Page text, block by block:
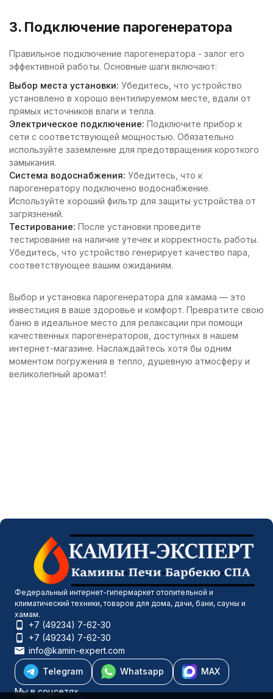
3. Подключение парогенератора
Правильное подключение парогенератора - залог его
эффективной работы. Основные шаги включают:
Выбор места установки: Убедитесь, что устройство
установлено в хорошо вентилируемом месте, вдали от
прямых источников влаги и тепла.
Электрическое подключение: Подключите прибор к
сети с соответствующей мощностью. Обязательно
используйте заземление для предотвращения короткого
замыкания.
Система водоснабжения: Убедитесь, что к
парогенератору подключено водоснабжение.
Используйте хороший фильтр для защиты устройства от
загрязнений.
Тестирование: После установки проведите
тестирование на наличие утечек и корректность работы.
Убедитесь, что устройство генерирует качество пара,
соответствующее вашим ожиданиям.
Выбор и установка парогенератора для хамама — это
инвестиция в ваше здоровье и комфорт. Превратите свою
баню в идеальное место для релаксации при помощи
качественных парогенераторов, доступных в нашем
интернет-магазине. Наслаждайтесь хотя бы одним
моментом погружения в тепло, душевную атмосферу и
великолепный аромат!
Федеральный интернет-гипермаркет отопительной и
климатический техники, товаров для дома, дачи, бани, сауны и
хамам.
+7 (49234) 7-62-30
+7 (49234) 7-62-30
info@kamin-expert.com
Telegram
Whatsapp
MAX
Мы в соцсетях